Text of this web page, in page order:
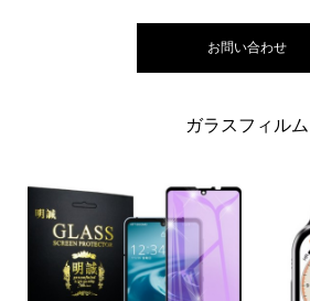
お問い合わせ
ガラスフィルム